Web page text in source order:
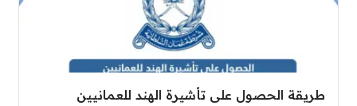
طريقة الحصول على تأشيرة الهند للعمانيين